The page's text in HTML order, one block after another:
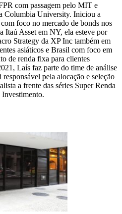
com passagem pelo MIT e
Columbia University. Iniciou a
foco no mercado de bonds nos
Itaú Asset em NY, ela esteve por
Strategy da XP Inc também em
asiáticos e Brasil com foco em
de renda fixa para clientes
Laís faz parte do time de análise
pela alocação e seleção
a frente das séries Super Renda